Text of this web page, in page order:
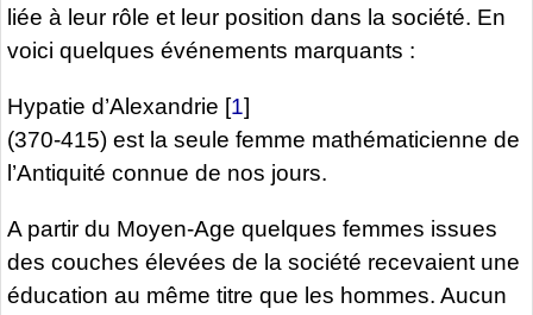
liée à leur rôle et leur position dans la société. En
voici quelques événements marquants :
Hypatie d’Alexandrie [1]
(370-415) est la seule femme mathématicienne de
l’Antiquité connue de nos jours.
A partir du Moyen-Age quelques femmes issues
des couches élevées de la société recevaient une
éducation au même titre que les hommes. Aucun